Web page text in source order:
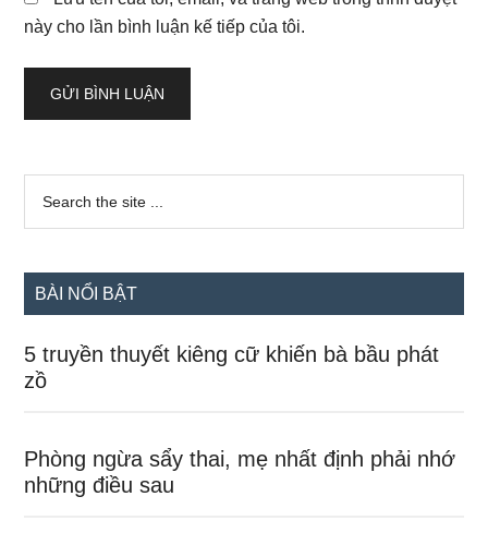
này cho lần bình luận kế tiếp của tôi.
Sidebar
chính
...
BÀI NỔI BẬT
5 truyền thuyết kiêng cữ khiến bà bầu phát
zồ
Phòng ngừa sẩy thai, mẹ nhất định phải nhớ
những điều sau